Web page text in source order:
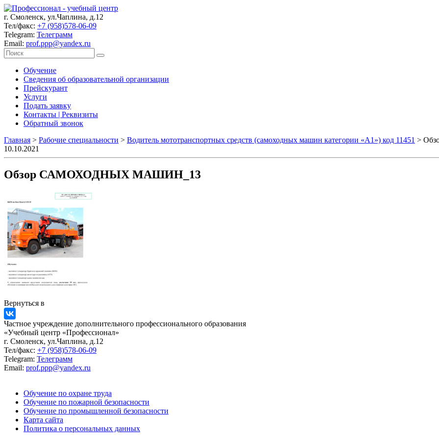
г. Смоленск, ул.Чаплина, д.12
Тел/факс: +7 (958)578-06-09
Telegram: Телеграмм
Email: prof.ppp@yandex.ru
Обучение
Сведения об образовательной организации
Прейскурант
Услуги
Подать заявку
Контакты | Реквизиты
Обратный звонок
Главная > Рабочие специальности > Водитель мототранспортных средств (самоходных машин категории «А1») код 11451 >
10.10.2021
Обзор САМОХОДНЫХ МАШИН_13
Вернуться в
Частное учреждение дополнительного профессионального образования
«Учебный центр «Профессионал»
г. Смоленск, ул.Чаплина, д.12
Тел/факс: +7 (958)578-06-09
Telegram: Телеграмм
Email: prof.ppp@yandex.ru
Обучение по охране труда
Обучение по пожарной безопасности
Обучение по промышленной безопасности
Карта сайта
Политика о персональных данных